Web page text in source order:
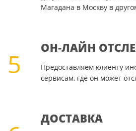
Магадана в Москву в
5
ОН-ЛАЙН
Предоставляем клиенту
сервисам, где он может
ДОСТАВКА